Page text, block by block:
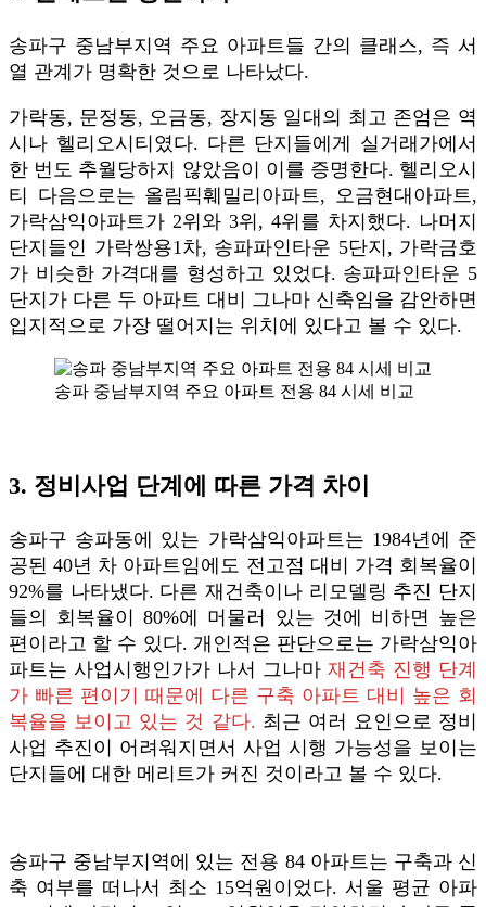
송파구 중남부지역 주요 아파트들 간의 클래스, 즉 서
열 관계가 명확한 것으로 나타났다.
가락동, 문정동, 오금동, 장지동 일대의 최고 존엄은 역
시나 헬리오시티였다. 다른 단지들에게 실거래가에서
한 번도 추월당하지 않았음이 이를 증명한다. 헬리오시
티 다음으로는 올림픽훼밀리아파트, 오금현대아파트,
가락삼익아파트가 2위와 3위, 4위를 차지했다. 나머지
단지들인 가락쌍용1차, 송파파인타운 5단지, 가락금호
가 비슷한 가격대를 형성하고 있었다. 송파파인타운 5
단지가 다른 두 아파트 대비 그나마 신축임을 감안하면
입지적으로 가장 떨어지는 위치에 있다고 볼 수 있다.
송파 중남부지역 주요 아파트 전용 84 시세 비교
3. 정비사업 단계에 따른 가격 차이
송파구 송파동에 있는 가락삼익아파트는 1984년에 준
공된 40년 차 아파트임에도 전고점 대비 가격 회복율이
92%를 나타냈다. 다른 재건축이나 리모델링 추진 단지
들의 회복율이 80%에 머물러 있는 것에 비하면 높은
편이라고 할 수 있다. 개인적은 판단으로는 가락삼익아
파트는 사업시행인가가 나서 그나마 재건축 진행 단계
가 빠른 편이기 때문에 다른 구축 아파트 대비 높은 회
복율을 보이고 있는 것 같다. 최근 여러 요인으로 정비
사업 추진이 어려워지면서 사업 시행 가능성을 보이는
단지들에 대한 메리트가 커진 것이라고 볼 수 있다.
송파구 중남부지역에 있는 전용 84 아파트는 구축과 신
축 여부를 떠나서 최소 15억원이었다. 서울 평균 아파